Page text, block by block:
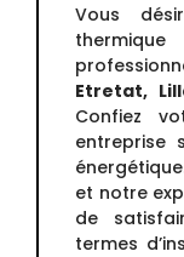
Vous
Etretat,
Confiez
entreprise
et notre
de
termes